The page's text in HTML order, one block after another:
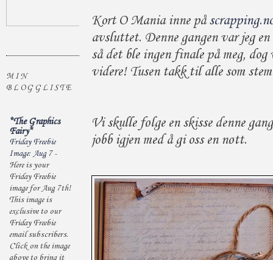
MIN
BLOGGLISTE
*The Graphics
Fairy*
Friday Freebie
Image: Aug 7-
Here is your
Friday Freebie
image for Aug 7th!
This image is
exclusive to our
Friday Freebie
email subscribers.
Click on the image
above to bring it
Kort O Mania inne på
avsluttet. Denne gangen var jeg
så det ble ingen finale på meg,
videre! Tusen takk til alle som
Vi skulle følge en skisse denne
jobb igjen med å gi oss en nøtt.